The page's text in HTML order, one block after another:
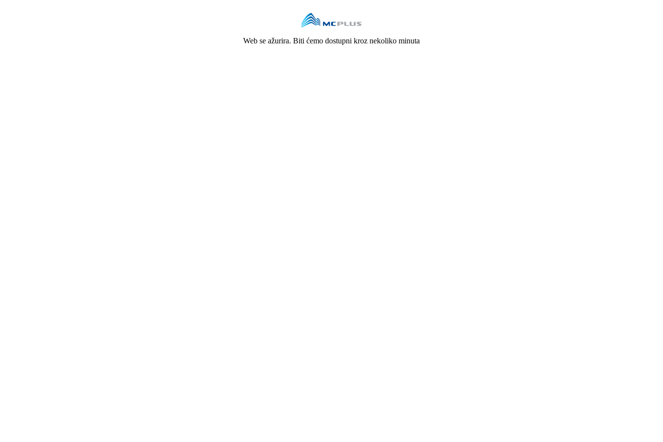
Web se ažurira. Biti ćemo dostupni kroz nekoliko minuta